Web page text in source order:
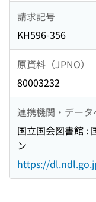
請求記号
KH596-356
原資料（JPNO）
80003232
連携機関・データ
国立国会図書館 :
ン
https://